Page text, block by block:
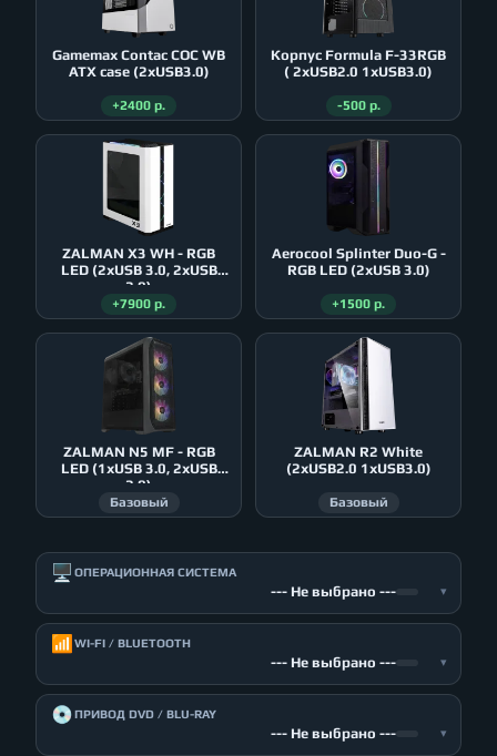
Gamemax Contac COC WB
ATX case (2xUSB3.0)
+2400 р.
Корпус Formula F-33RGB
( 2xUSB2.0 1xUSB3.0)
-500 р.
ZALMAN X3 WH - RGB
LED (2xUSB 3.0, 2xUSB
2.0)
+7900 р.
Aerocool Splinter Duo-G -
RGB LED (2xUSB 3.0)
+1500 р.
ZALMAN N5 MF - RGB
LED (1xUSB 3.0, 2xUSB
2.0)
Базовый
ZALMAN R2 White
(2xUSB2.0 1xUSB3.0)
Базовый
🖥️ ОПЕРАЦИОННАЯ СИСТЕМА
--- Не выбрано --- ▾
📶 WI-FI / BLUETOOTH
--- Не выбрано --- ▾
💿ПРИВОД DVD / BLU-RAY
--- Не выбрано --- ▾